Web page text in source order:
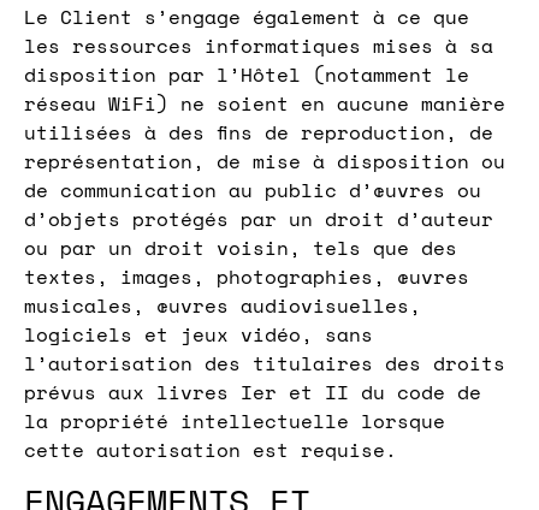
Le Client s’engage également à ce que
les ressources informatiques mises à sa
disposition par l’Hôtel (notamment le
réseau WiFi) ne soient en aucune manière
utilisées à des fins de reproduction, de
représentation, de mise à disposition ou
de communication au public d’œuvres ou
d’objets protégés par un droit d’auteur
ou par un droit voisin, tels que des
textes, images, photographies, œuvres
musicales, œuvres audiovisuelles,
logiciels et jeux vidéo, sans
l’autorisation des titulaires des droits
prévus aux livres Ier et II du code de
la propriété intellectuelle lorsque
cette autorisation est requise.